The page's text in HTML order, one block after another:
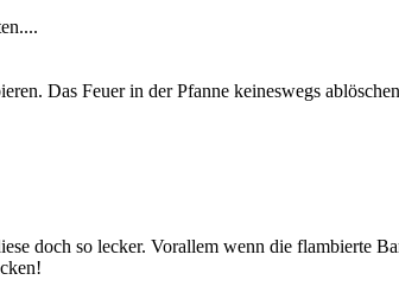
Das Feuer in der Pfanne keineswegs
doch so lecker. Vorallem wenn die flambierte